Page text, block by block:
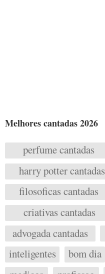
Melhores cantadas 2026
perfume cantadas
harry potter cantadas
filosoficas cantadas
criativas cantadas
advogada cantadas
inteligentes
bom dia